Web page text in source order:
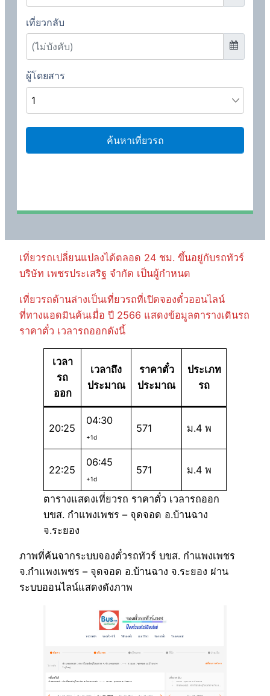
เที่ยวรถเปลี่ยนแปลงได้ตลอด 24 ชม. ขึ้นอยู่กับรถทัวร์
บริษัท เพชรประเสริฐ จำกัด เป็นผู้กำหนด
เที่ยวรถด้านล่างเป็นเที่ยวรถที่เปิดจองตั๋วออนไลน์
ที่ทางแอดมินค้นเมื่อ ปี 2566 แสดงข้อมูลตารางเดินรถ
ราคาตั๋ว เวลารถออกดังนี้
เวลา
รถ
ออก
เวลาถึง
ประมาณ
ราคาตั๋ว
ประมาณ
ประเภท
รถ
20:25
04:30
+1d
571 ม.4 พ
22:25
06:45
+1d
571 ม.4 พ
ตารางแสดงเที่ยวรถ ราคาตั๋ว เวลารถออก
บขส. กำแพงเพชร – จุดจอด อ.บ้านฉาง
จ.ระยอง
ภาพที่ค้นจากระบบจองตั๋วรถทัวร์ บขส. กำแพงเพชร
จ.กำแพงเพชร – จุดจอด อ.บ้านฉาง จ.ระยอง ผ่าน
ระบบออนไลน์แสดงดังภาพ